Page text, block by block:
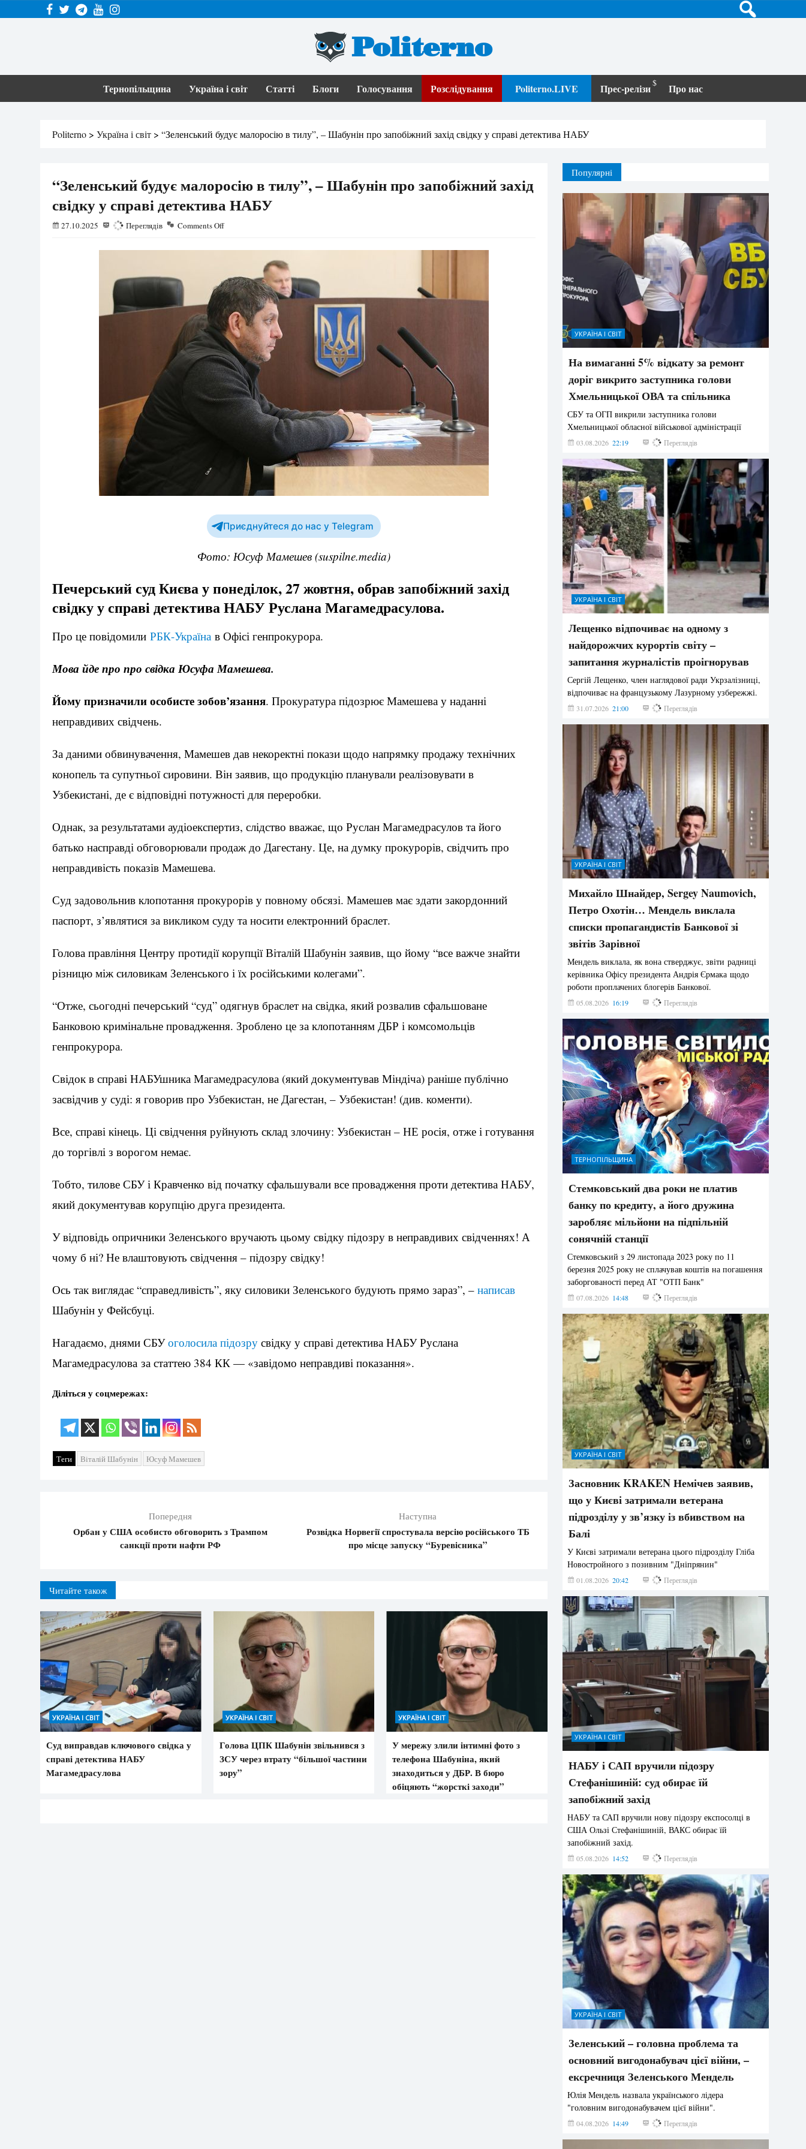
Politerno
Тернопільщина Україна і світ Статті Блоги Голосування Розслідування Politerno.LIVE Прес-релізи Про нас
Politerno > Україна і світ > “Зеленський будує малоросію в тилу”, – Шабунін про запобіжний захід свідку у справі детектива НАБУ
“Зеленський будує малоросію в тилу”, – Шабунін про запобіжний захід
свідку у справі детектива НАБУ
27.10.2025 573 Переглядів Comments Off
Приєднуйтеся до нас у Telegram
Фото: Юсуф Мамешев (suspilne.media)
Печерський суд Києва у понеділок, 27 жовтня, обрав запобіжний захід
свідку у справі детектива НАБУ Руслана Магамедрасулова.
Про це повідомили РБК-Україна в Офісі генпрокурора.
Мова йде про про свідка Юсуфа Мамешева.
Йому призначили особисте зобов’язання. Прокуратура підозрює Мамешева у наданні
неправдивих свідчень.
За даними обвинувачення, Мамешев дав некоректні покази щодо напрямку продажу технічних
конопель та супутньої сировини. Він заявив, що продукцію планували реалізовувати в
Узбекистані, де є відповідні потужності для переробки.
Однак, за результатами аудіоекспертиз, слідство вважає, що Руслан Магамедрасулов та його
батько насправді обговорювали продаж до Дагестану. Це, на думку прокурорів, свідчить про
неправдивість показів Мамешева.
Суд задовольнив клопотання прокурорів у повному обсязі. Мамешев має здати закордонний
паспорт, з’являтися за викликом суду та носити електронний браслет.
Голова правління Центру протидії корупції Віталій Шабунін заявив, що йому “все важче знайти
різницю між силовикам Зеленського і їх російськими колегами”.
“Отже, сьогодні печерський “суд” одягнув браслет на свідка, який розвалив сфальшоване
Банковою кримінальне провадження. Зроблено це за клопотанням ДБР і комсомольців
генпрокурора.
Свідокв справі НАБУшника Магамедрасулова (який документував Міндіча) раніше публічно
засвідчив у суді: я говорив про Узбекистан, не Дагестан, – Узбекистан! (див. коменти).
Все, справі кінець. Ці свідчення руйнують склад злочину: Узбекистан – НЕ росія, отже і готування
до торгівлі з ворогом немає.
Тобто, тилове СБУ і Кравченко від початку сфальшували все провадження проти детектива НАБУ,
який документував корупцію друга президента.
У відповідь опричники Зеленського вручають цьому свідку підозру в неправдивих свідченнях! А
чому б ні? Не влаштовують свідчення – підозру свідку!
Ось так виглядає “справедливість”, яку силовики Зеленського будують прямо зараз”, – написав
Шабунін у Фейсбуці.
Нагадаємо, днями СБУоголосила підозру свідку у справі детектива НАБУ Руслана
Магамедрасулова за статтею 384 КК — «завідомо неправдиві показання».
Діліться у соцмережах:
Теги Віталій Шабунін Юсуф Мамешев
Попередня
Орбан у США особисто обговорить з Трампом
санкції проти нафти РФ
Наступна
Розвідка Норвегії спростувала версію російського ТБ
про місце запуску “Буревісника”
Читайте також
УКРАЇНА І СВІТ
Суд виправдав ключового свідка у
справі детектива НАБУ
Магамедрасулова
УКРАЇНА І СВІТ
Голова ЦПК Шабунін звільнився з
ЗСУ через втрату “більшої частини
зору”
УКРАЇНА І СВІТ
У мережу злили інтимні фото з
телефона Шабуніна, який
знаходиться у ДБР. В бюро
обіцяють “жорсткі заходи”
Популярні
УКРАЇНА І СВІТ
На вимаганні 5% відкату за ремонт
доріг викрито заступника голови
Хмельницької ОВА та спільника
СБУ та ОГП викрили заступника голови
Хмельницької обласної військової адміністрації
03.08.2026 22:19 862 Переглядів
УКРАЇНА І СВІТ
Лещенко відпочиває на одному з
найдорожчих курортів світу –
запитання журналістів проігнорував
Сергій Лещенко, член наглядової ради Укрзалізниці,
відпочиває на французькому Лазурному узбережжі.
31.07.2026 21:00 222 Переглядів
УКРАЇНА І СВІТ
Михайло Шнайдер, Sergey Naumovich,
Петро Охотін… Мендель виклала
списки пропагандистів Банкової зі
звітів Зарівної
Мендель виклала, як вона стверджує, звіти радниці
керівника Офісу президента Андрія Єрмака щодо
роботи проплачених блогерів Банкової.
05.08.2026 16:19 216 Переглядів
ТЕРНОПІЛЬЩИНА
Стемковський два роки не платив
банку по кредиту, а його дружина
заробляє мільйони на підпільній
сонячній станції
Стемковський з 29 листопада 2023 року по 11
березня 2025 року не сплачував коштів на погашення
заборгованості перед АТ "ОТП Банк"
07.08.2026 14:48 216 Переглядів
УКРАЇНА І СВІТ
Засновник KRAKEN Немічев заявив,
що у Києві затримали ветерана
підрозділу у зв’язку із вбивством на
Балі
У Києві затримали ветерана цього підрозділу Гліба
Новостройного з позивним "Дніпрянин"
01.08.2026 20:42 189 Переглядів
УКРАЇНА І СВІТ
НАБУ і САП вручили підозру
Стефанішиній: суд обирає їй
запобіжний захід
НАБУ та САП вручили нову підозру експосолці в
США Ользі Стефанішиній, ВАКС обирає їй
запобіжний захід.
05.08.2026 14:52 152 Переглядів
УКРАЇНА І СВІТ
Зеленський – головна проблема та
основний вигодонабувач цієї війни, –
ексречниця Зеленського Мендель
Юлія Мендель назвала українського лідера
"головним вигодонабувачем цієї війни".
04.08.2026 14:49 144 Переглядів